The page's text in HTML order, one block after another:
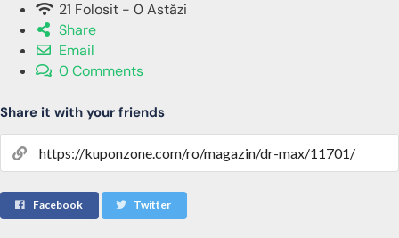
21 Folosit - 0 Astăzi
Share
Email
0 Comments
Share it with your friends
Facebook Twitter